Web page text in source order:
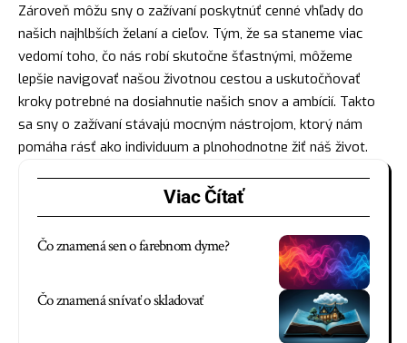
Zároveň môžu sny o zažívaní poskytnúť cenné vhľady do
našich najhlbších želaní a cieľov. Tým, že sa staneme viac
vedomí toho, čo nás robí skutočne šťastnými, môžeme
lepšie navigovať našou životnou cestou a uskutočňovať
kroky potrebné na dosiahnutie našich snov a ambícií. Takto
sa sny o zažívaní stávajú mocným nástrojom, ktorý nám
pomáha rásť ako individuum a plnohodnotne žiť náš život.
Viac Čítať
Čo znamená sen o farebnom dyme?
Čo znamená snívať o skladovať